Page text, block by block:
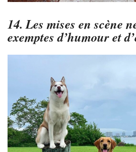
14. Les mises en scène
exemptes d’humour et